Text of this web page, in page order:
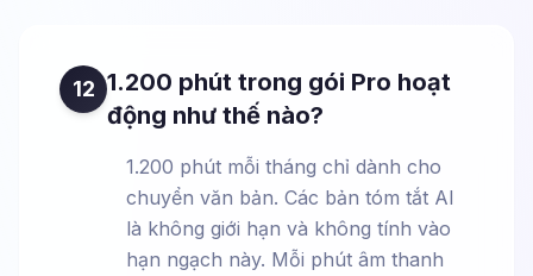
12 1.200 phút trong gói Pro hoạt
động như thế nào?
1.200 phút mỗi tháng chỉ dành cho
chuyển văn bản. Các bản tóm tắt AI
là không giới hạn và không tính vào
hạn ngạch này. Mỗi phút âm thanh